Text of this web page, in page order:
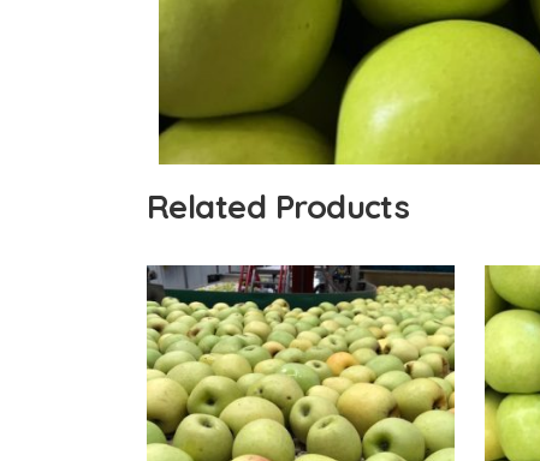
Related Products